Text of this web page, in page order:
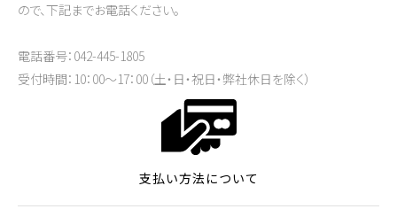
ので、下記までお電話ください。
電話番号：042-445-1805
受付時間：10：00～17：00（土・日・祝日・弊社休日を除く）
支払い方法について